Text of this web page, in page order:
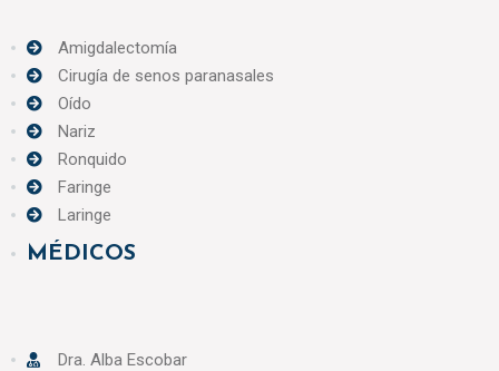
Amigdalectomía
Cirugía de senos paranasales
Oído
Nariz
Ronquido
Faringe
Laringe
MÉDICOS
Dra. Alba Escobar